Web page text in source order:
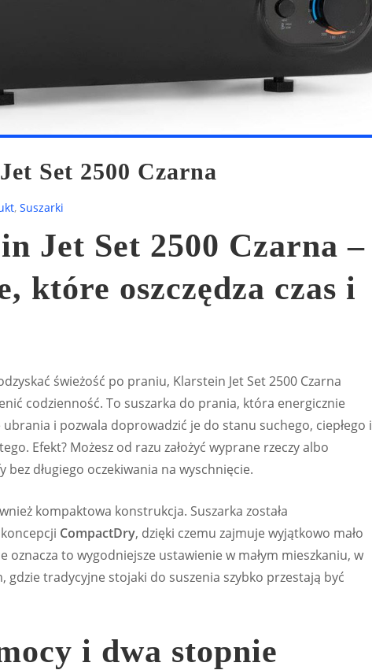
Set 2500 Czarna
,Suszarki
Jet Set 2500 Czarna –
które oszczędza czas i
świeżość po praniu, Klarstein Jet Set 2500 Czarna
codzienność. To suszarka do prania, która energicznie
i pozwala doprowadzić je do stanu suchego, ciepłego i
Efekt? Możesz od razu założyć wyprane rzeczy albo
bez długiego oczekiwania na wyschnięcie.
kompaktowa konstrukcja. Suszarka została
CompactDry, dzięki czemu zajmuje wyjątkowo mało
oznacza to wygodniejsze ustawienie w małym mieszkaniu, w
gdzie tradycyjne stojaki do suszenia szybko przestają być
i dwa stopnie